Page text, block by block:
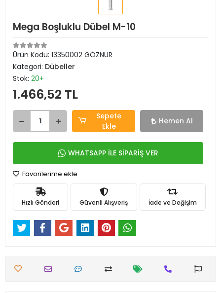
Mega Boşluklu Dübel M-10
Ürün Kodu: 13350002 GÖZNUR
Kategori: Dübeller
Stok: 20+
1.466,52 TL
Sepete
Ekle
Hemen Al
WHATSAPP İLE SİPARİŞ VER
Favorilerime ekle
Hızlı Gönderi Güvenli Alışveriş İade ve Değişim